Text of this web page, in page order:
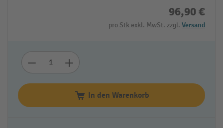
96,90 €
pro Stk exkl. MwSt. zzgl. Versand
In den Warenkorb